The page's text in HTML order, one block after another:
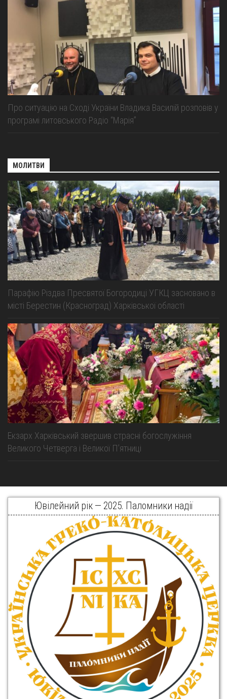
Про ситуацію на Сході України Владика Василій розповів у
програмі литовського Радіо “Марія”
МОЛИТВИ
Парафію Різдва Пресвятої Богородиці УГКЦ засновано в
місті Берестин (Красноград) Харківської області
Екзарх Харківський звершив страсні богослужіння
Великого Четверга і Великої Пʼятниці
Ювілейний рік — 2025. Паломники надії